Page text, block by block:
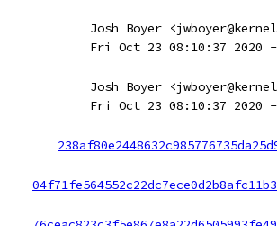
Josh Boyer
Fri Oct 23 08:10:37 2020 -
Josh Boyer
Fri Oct 23 08:10:37 2020 -